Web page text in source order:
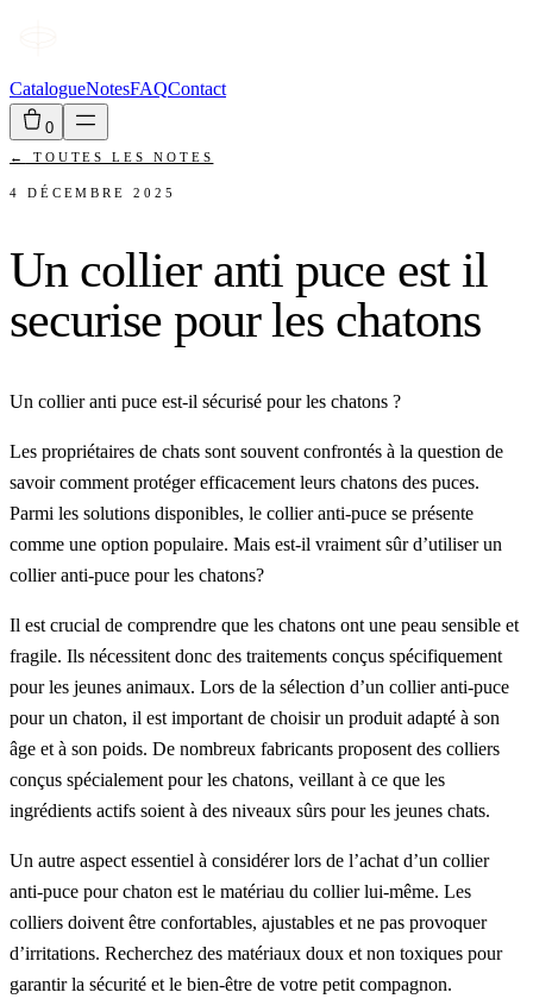
CatalogueNotesFAQContact
0
← TOUTES LES NOTES
4 DÉCEMBRE 2025
Un collier anti puce est il
securise pour les chatons
Un collier anti puce est-il sécurisé pour les chatons ?
Les propriétaires de chats sont souvent confrontés à la question de
savoir comment protéger efficacement leurs chatons des puces.
Parmi les solutions disponibles, le collier anti-puce se présente
comme une option populaire. Mais est-il vraiment sûr d’utiliser un
collier anti-puce pour les chatons?
Il est crucial de comprendre que les chatons ont une peau sensible et
fragile. Ils nécessitent donc des traitements conçus spécifiquement
pour les jeunes animaux. Lors de la sélection d’un collier anti-puce
pour un chaton, il est important de choisir un produit adapté à son
âge et à son poids. De nombreux fabricants proposent des colliers
conçus spécialement pour les chatons, veillant à ce que les
ingrédients actifs soient à des niveaux sûrs pour les jeunes chats.
Un autre aspect essentiel à considérer lors de l’achat d’un collier
anti-puce pour chaton est le matériau du collier lui-même. Les
colliers doivent être confortables, ajustables et ne pas provoquer
d’irritations. Recherchez des matériaux doux et non toxiques pour
garantir la sécurité et le bien-être de votre petit compagnon.